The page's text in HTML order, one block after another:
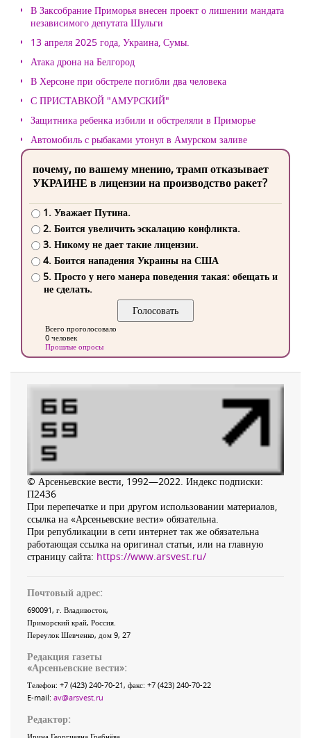
В Заксобрание Приморья внесен проект о лишении мандата
независимого депутата Шульги
13 апреля 2025 года, Украина, Сумы.
Атака дрона на Белгород
В Херсоне при обстреле погибли два человека
С ПРИСТАВКОЙ "АМУРСКИЙ"
Защитника ребенка избили и обстреляли в Приморье
Автомобиль с рыбаками утонул в Амурском заливе
почему, по вашему мнению, трамп отказывает
УКРАИНЕ в лицензии на производство ракет?
1. Уважает Путина.
2. Боится увеличить эскалацию конфликта.
3. Никому не дает такие лицензии.
4. Боится нападения Украины на США
5. Просто у него манера поведения такая: обещать и
не сделать.
Всего проголосовало
0 человек
Прошлые опросы
© Арсеньевские вести, 1992—2022. Индекс подписки:
П2436
При перепечатке и при другом использовании материалов,
ссылка на «Арсеньевские вести» обязательна.
При републикации в сети интернет так же обязательна
работающая ссылка на оригинал статьи, или на главную
страницу сайта: https://www.arsvest.ru/
Почтовый адрес:
690091, г. Владивосток,
Приморский край, Россия
Переулок Шевченко, дом 9, 27
Редакция газеты
«Арсеньевские вести»:
Телефон: +7 (423) 240-70-21, факс: +7 (423) 240-70-22
E-mail: av@arsvest.ru
Редактор: